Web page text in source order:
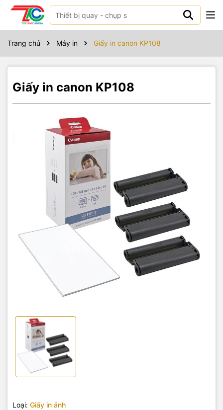
Trang chủ Máy in Giấy in canon KP108
Giấy in canon KP108
Loại: Giấy in ảnh
Sản phẩm bao gồm